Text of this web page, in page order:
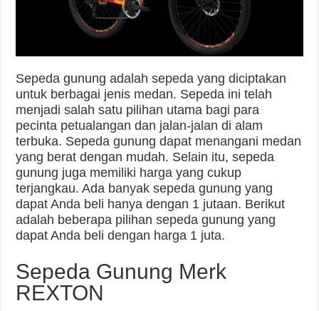
Sepeda gunung adalah sepeda yang diciptakan
untuk berbagai jenis medan. Sepeda ini telah
menjadi salah satu pilihan utama bagi para
pecinta petualangan dan jalan-jalan di alam
terbuka. Sepeda gunung dapat menangani medan
yang berat dengan mudah. Selain itu, sepeda
gunung juga memiliki harga yang cukup
terjangkau. Ada banyak sepeda gunung yang
dapat Anda beli hanya dengan 1 jutaan. Berikut
adalah beberapa pilihan sepeda gunung yang
dapat Anda beli dengan harga 1 juta.
Sepeda Gunung Merk
REXTON